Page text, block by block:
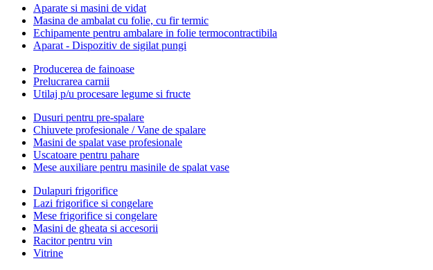
Aparate si masini de vidat
Masina de ambalat cu folie, cu fir termic
Echipamente pentru ambalare in folie termocontractibila
Aparat - Dispozitiv de sigilat pungi
Producerea de fainoase
Prelucrarea carnii
Utilaj p/u procesare legume si fructe
Dusuri pentru pre-spalare
Chiuvete profesionale / Vane de spalare
Masini de spalat vase profesionale
Uscatoare pentru pahare
Mese auxiliare pentru masinile de spalat vase
Dulapuri frigorifice
Lazi frigorifice si congelare
Mese frigorifice si congelare
Masini de gheata si accesorii
Racitor pentru vin
Vitrine